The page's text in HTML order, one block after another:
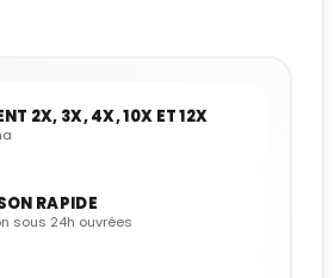
2X, 3X, 4X, 10X ET 12X
RAPIDE
sous 24h ouvrées